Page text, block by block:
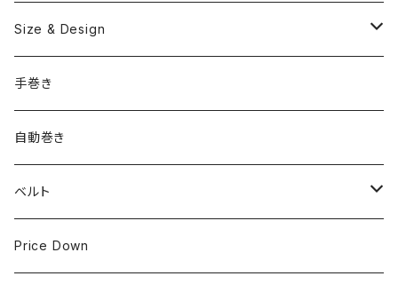
OMEGA
ROLEX
国産ブランド
SEIKO
CITIZEN
Size & Design
~24.9mm
25mm~29.9mm
30mm~34.9mm
35mm~39.9mm
手巻き
自動巻き
ベルト
HIRSCHベルト
Price Down